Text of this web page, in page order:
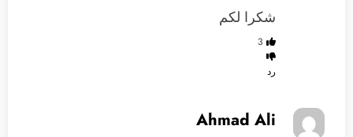
شكرا لكم
3
رد
Ahmad Ali